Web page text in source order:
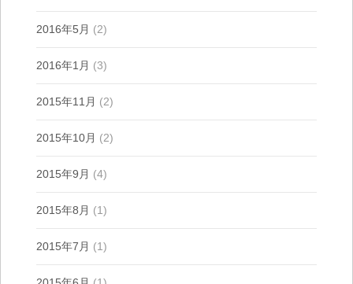
2016年5月 (2)
2016年1月 (3)
2015年11月 (2)
2015年10月 (2)
2015年9月 (4)
2015年8月 (1)
2015年7月 (1)